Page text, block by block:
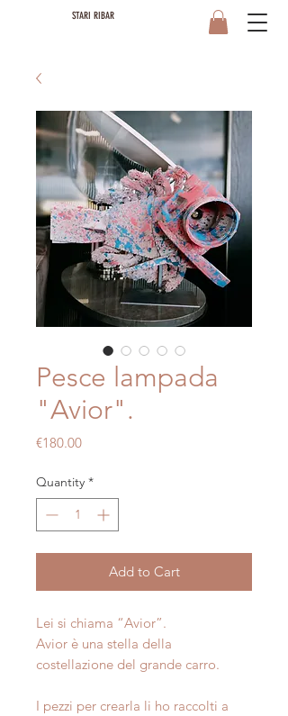
STARI RIBAR
Pesce lampada
"Avior".
€180.00Price
Quantity *
Add to Cart
Lei si chiama “Avior”.
Avior è una stella della
costellazione del grande carro.
I pezzi per crearla li ho raccolti a